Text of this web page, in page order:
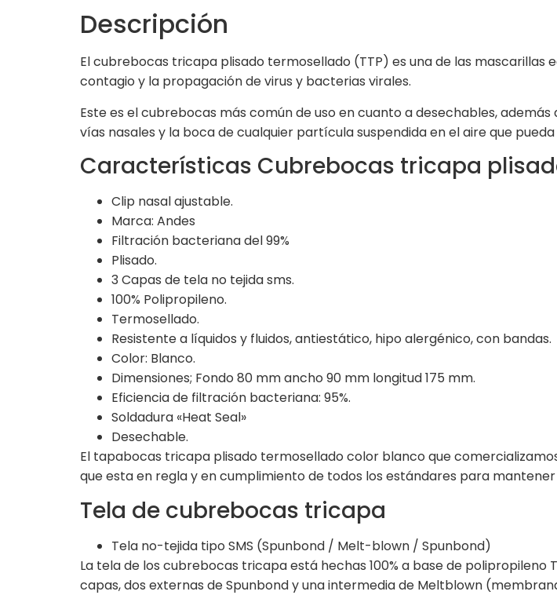
Descripción
El cubrebocas tricapa plisado termosellado (TTP) es una de las
contagio y la propagación de virus y bacterias virales.
Este es el cubrebocas más común de uso en cuanto a desechables,
vías nasales y la boca de cualquier partícula suspendida en el aire que
Características Cubrebocas tricapa
Clip nasal ajustable.
Marca: Andes
Filtración bacteriana del 99%
Plisado.
3 Capas de tela no tejida sms.
100% Polipropileno.
Termosellado.
Resistente a líquidos y fluidos, antiestático, hipo alergénico, con bandas.
Color: Blanco.
Dimensiones; Fondo 80 mm ancho 90 mm longitud 175 mm.
Eficiencia de filtración bacteriana: 95%.
Soldadura «Heat Seal»
Desechable.
El tapabocas tricapa plisado termosellado color blanco que
que esta en regla y en cumplimiento de todos los estándares para
Tela de cubrebocas tricapa
Tela no-tejida tipo SMS (Spunbond / Melt-blown / Spunbond)
La tela de los cubrebocas tricapa está hechas 100% a base de
capas, dos externas de Spunbond y una intermedia de Meltblown